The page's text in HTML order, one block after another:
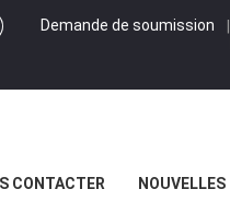
Demande de soumission |
CONTACTER NOUVELLES